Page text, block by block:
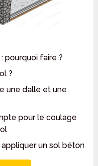
pourquoi faire ?
?
une dalle et une
pour le coulage
un sol béton